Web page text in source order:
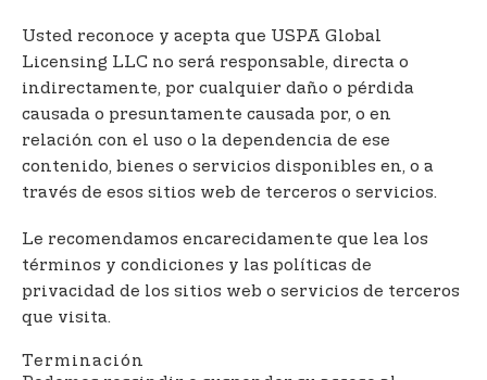
Usted reconoce y acepta que USPA Global
Licensing LLC no será responsable, directa o
indirectamente, por cualquier daño o pérdida
causada o presuntamente causada por, o en
relación con el uso o la dependencia de ese
contenido, bienes o servicios disponibles en, o a
través de esos sitios web de terceros o servicios.
Le recomendamos encarecidamente que lea los
términos y condiciones y las políticas de
privacidad de los sitios web o servicios de terceros
que visita.
Terminación